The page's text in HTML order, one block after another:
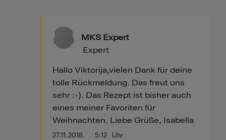
MKS Expert
27.11.2018. 5:12 Uhr
Expert
Hallo Viktorija,vielen Dank für deine
tolle Rückmeldung. Das freut uns
sehr :-). Das Rezept ist bisher auch
eines meiner Favoriten für
Weihnachten. Liebe Grüße, Isabella